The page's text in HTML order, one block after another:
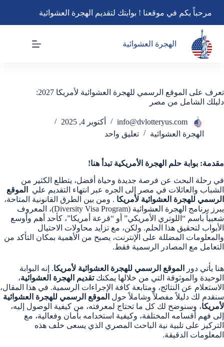
المحتوى
مرحباً بكم في موقعنا ! بوابتك لتقديم الهجرة العشوائية
الهجرة العشوائية
تعرف على الموقع الرسمي للهجرة العشوائية لأمريكا 2027:
دليلك الشامل من مصر
info@dvlotteryus.com
أكتوبر 4, 2025
الهجرة العشوائية
تعليق واحد
مقدمة: بوابة حلم الهجرة الأمريكية تبدأ هنا!
في رحلة البحث عن فرصة جديدة وحياة أفضل، يتطلع الكثير من
الشباب والعائلات في مصر إلى الجره عبر انتهاء التقديم علي
الموقع
الرسمي للهجرة العشوائية لأمريكا . ومن بين الطرق القانونية المتاحة،
يبرز برنامج الهجرة العشوائية (Diversity Visa Program)، المعروف
شعبياً باسم “اللوتري الأمريكي” أو “قرعة أمريكا”، كأحد أهم وأوسع
الأبواب لتحقيق هذا الحلم. ولكن، مع تزايد محاولات الاحتيال
والمعلومات المضللة على الإنترنت، يصبح من الأهمية بمكان التأكد من
التعامل مع المصادر الرسمية فقط.
هنا يأتي دور الموقع الرسمي للهجرة العشوائية لأمريكا. إنه البوابة
الوحيدة والموثوقة التي من خلالها يمكنكتقديم الهجرة العشوائية،
الاستعلام عن النتائج، ومتابعة كافة الإجراءات الرسمية. في هذا المقال،
سنقدم لك دليلاً مفصلاً وشاملاً حول الموقع الرسمي للهجرة العشوائية
لأمريكا، وسنوضح لك كل ما تحتاج لمعرفته، من كيفية الوصول إليه،
إلى فهم أقسامه المختلفة، وكيفية استخدامه بأمان وفعالية، مع
التركيز على تلبية نية الباحث المصري الذي يسعى خلف هذه
المعلومات الدقيقة.